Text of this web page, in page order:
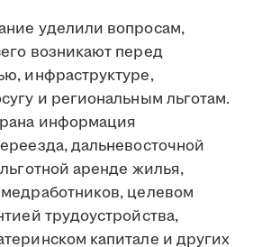
уделили вопросам,
возникают перед
инфраструктуре,
и региональным льготам.
информация
дальневосточной
аренде жилья,
целевом
трудоустройства,
капитале и других